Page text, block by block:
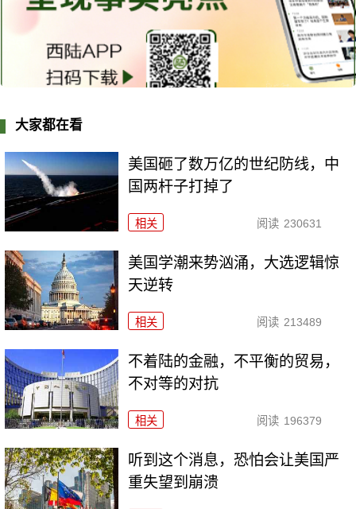
大家都在看
美国砸了数万亿的世纪防线，中
国两杆子打掉了
相关 阅读 230631
美国学潮来势汹涌，大选逻辑惊
天逆转
相关 阅读 213489
不着陆的金融，不平衡的贸易，
不对等的对抗
相关 阅读 196379
听到这个消息，恐怕会让美国严
重失望到崩溃